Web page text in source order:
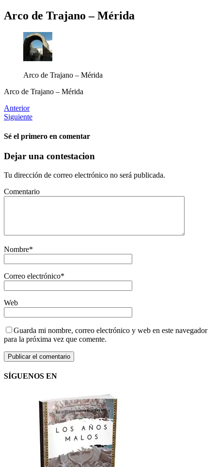
Arco de Trajano – Mérida
Arco de Trajano – Mérida
Arco de Trajano – Mérida
Anterior
Siguiente
Sé el primero en comentar
Dejar una contestacion
Tu dirección de correo electrónico no será publicada.
Comentario
Nombre*
Correo electrónico*
Web
Guarda mi nombre, correo electrónico y web en este navegador
para la próxima vez que comente.
SÍGUENOS EN